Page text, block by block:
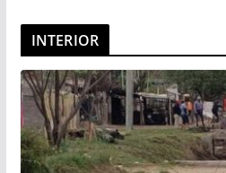
INTERIOR